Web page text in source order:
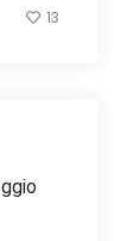
13